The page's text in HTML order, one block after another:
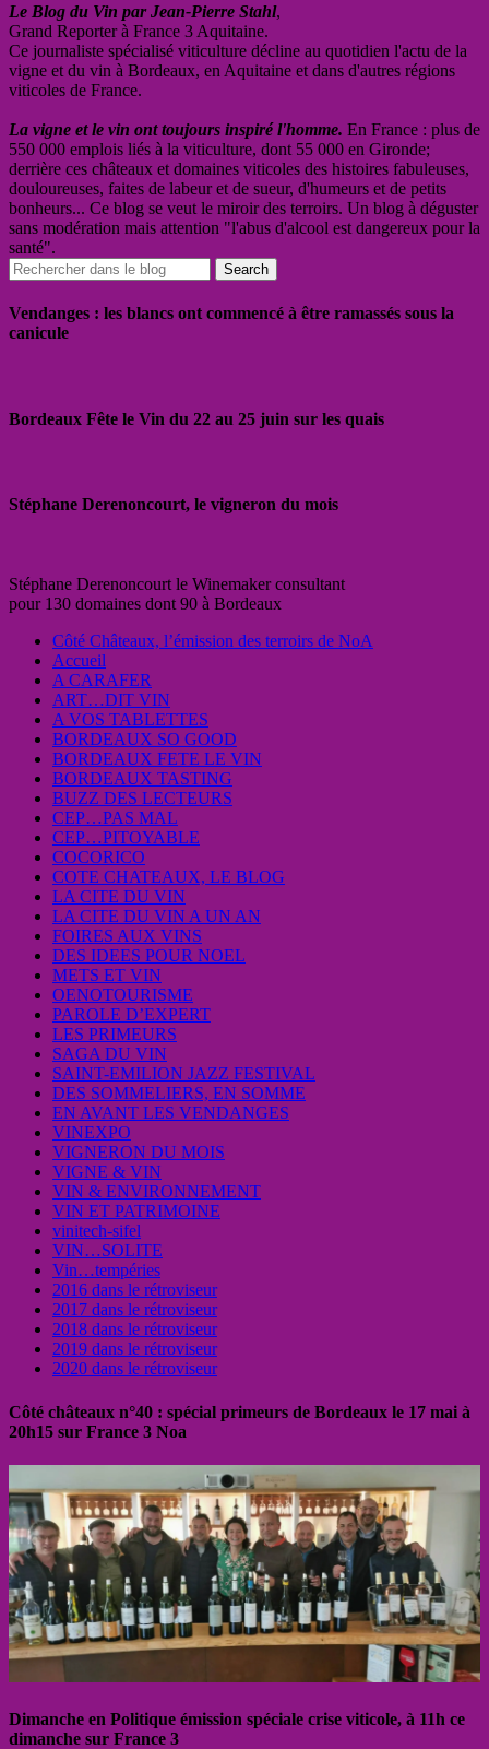
Le Blog du Vin par Jean-Pierre Stahl,
Grand Reporter à France 3 Aquitaine.
Ce journaliste spécialisé viticulture décline au quotidien l'actu de la
vigne et du vin à Bordeaux, en Aquitaine et dans d'autres régions
viticoles de France.
La vigne et le vin ont toujours inspiré l'homme. En France : plus de
550 000 emplois liés à la viticulture, dont 55 000 en Gironde;
derrière ces châteaux et domaines viticoles des histoires fabuleuses,
douloureuses, faites de labeur et de sueur, d'humeurs et de petits
bonheurs... Ce blog se veut le miroir des terroirs. Un blog à déguster
sans modération mais attention "l'abus d'alcool est dangereux pour la
santé".
Vendanges : les blancs ont commencé à être ramassés sous la
canicule
Bordeaux Fête le Vin du 22 au 25 juin sur les quais
Stéphane Derenoncourt, le vigneron du mois
Stéphane Derenoncourt le Winemaker consultant
pour 130 domaines dont 90 à Bordeaux
Côté Châteaux, l’émission des terroirs de NoA
Accueil
A CARAFER
ART…DIT VIN
A VOS TABLETTES
BORDEAUX SO GOOD
BORDEAUX FETE LE VIN
BORDEAUX TASTING
BUZZ DES LECTEURS
CEP…PAS MAL
CEP…PITOYABLE
COCORICO
COTE CHATEAUX, LE BLOG
LA CITE DU VIN
LA CITE DU VIN A UN AN
FOIRES AUX VINS
DES IDEES POUR NOEL
METS ET VIN
OENOTOURISME
PAROLE D’EXPERT
LES PRIMEURS
SAGA DU VIN
SAINT-EMILION JAZZ FESTIVAL
DES SOMMELIERS, EN SOMME
EN AVANT LES VENDANGES
VINEXPO
VIGNERON DU MOIS
VIGNE & VIN
VIN & ENVIRONNEMENT
VIN ET PATRIMOINE
vinitech-sifel
VIN…SOLITE
Vin…tempéries
2016 dans le rétroviseur
2017 dans le rétroviseur
2018 dans le rétroviseur
2019 dans le rétroviseur
2020 dans le rétroviseur
Côté châteaux n°40 : spécial primeurs de Bordeaux le 17 mai à
20h15 sur France 3 Noa
Dimanche en Politique émission spéciale crise viticole, à 11h ce
dimanche sur France 3